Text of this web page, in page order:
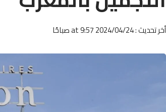
أخر تحديث : 2024/04/24 at 9:57 صباحًا